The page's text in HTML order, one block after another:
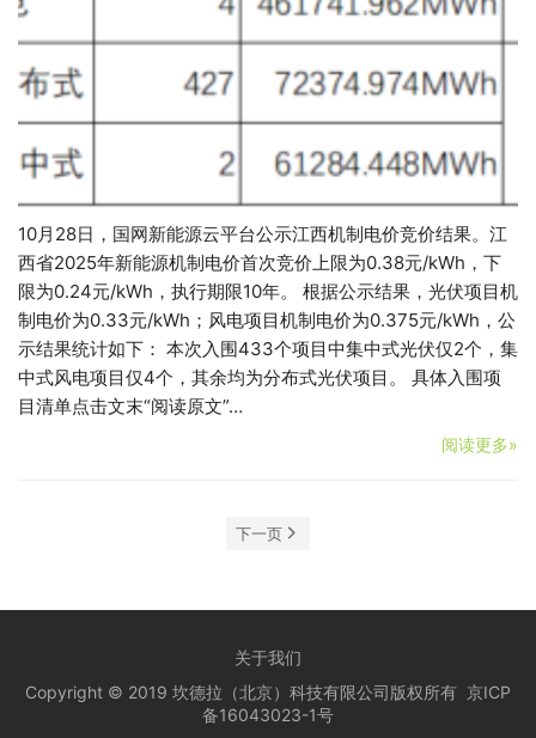
10月28日，国网新能源云平台公示江西机制电价竞价结果。江
西省2025年新能源机制电价首次竞价上限为0.38元/kWh，下
限为0.24元/kWh，执行期限10年。 根据公示结果，光伏项目机
制电价为0.33元/kWh；风电项目机制电价为0.375元/kWh，公
示结果统计如下： 本次入围433个项目中集中式光伏仅2个，集
中式风电项目仅4个，其余均为分布式光伏项目。 具体入围项
目清单点击文末“阅读原文”…
阅读更多»
下一页
关于我们
Copyright © 2019 坎德拉（北京）科技有限公司版权所有 京ICP
备16043023-1号